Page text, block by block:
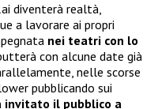
diventerà realtà,
a lavorare ai propri
nei teatri con lo
con alcune date già
nelle scorse
pubblicando sui
invitato il pubblico a